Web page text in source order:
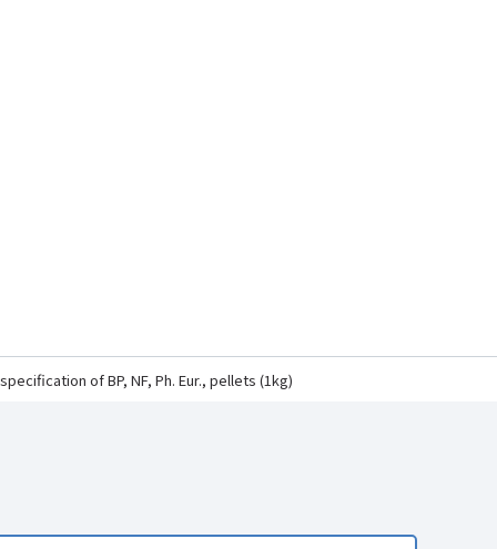
of BP, NF, Ph. Eur., pellets (1kg)